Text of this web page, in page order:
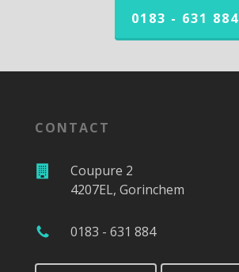
0183 - 631 884
CONTACT
Coupure 2
4207EL, Gorinchem
0183 - 631 884